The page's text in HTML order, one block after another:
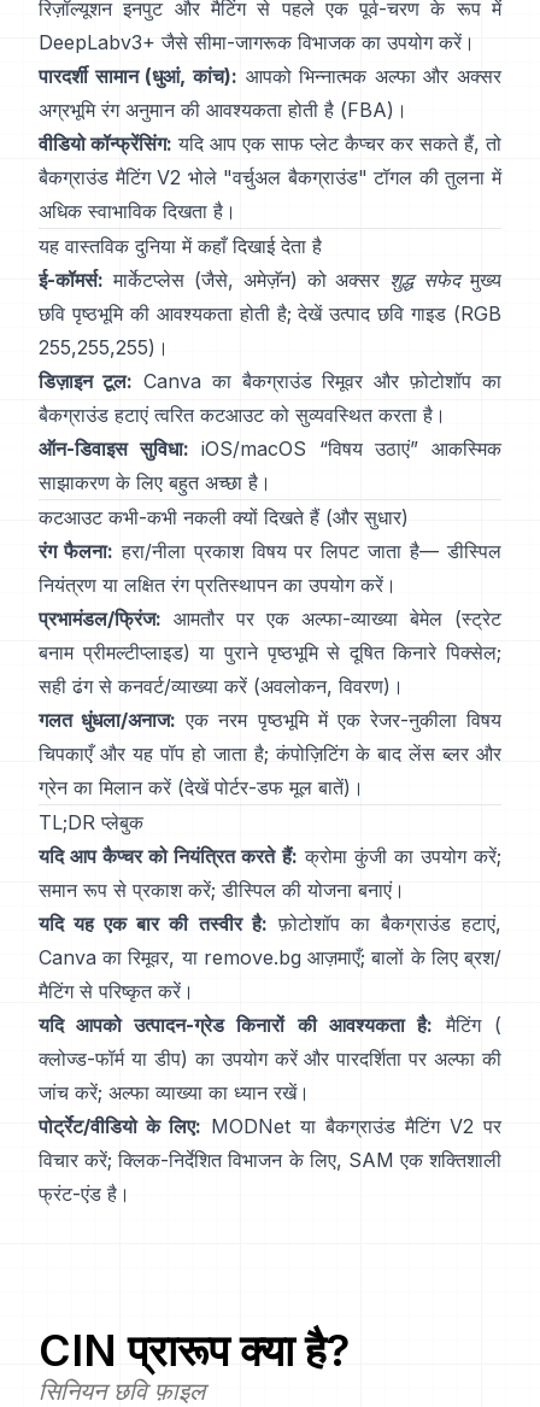
रिज़ॉल्यूशन इनपुट और मैटिंग से पहले एक पूर्व-चरण के रूप में
DeepLabv3+ जैसे सीमा-जागरूक विभाजक का उपयोग करें।
पारदर्शी सामान (धुआं, कांच): आपको भिन्नात्मक अल्फा और अक्सर
अग्रभूमि रंग अनुमान की आवश्यकता होती है (FBA)।
वीडियो कॉन्फ्रेंसिंग: यदि आप एक साफ प्लेट कैप्चर कर सकते हैं, तो
बैकग्राउंड मैटिंग V2 भोले "वर्चुअल बैकग्राउंड" टॉगल की तुलना में
अधिक स्वाभाविक दिखता है।
यह वास्तविक दुनिया में कहाँ दिखाई देता है
ई-कॉमर्स: मार्केटप्लेस (जैसे, अमेज़ॅन) को अक्सर शुद्ध सफेदमुख्य
छवि पृष्ठभूमि की आवश्यकता होती है; देखें उत्पाद छवि गाइड (RGB
255,255,255)।
डिज़ाइन टूल: Canva का बैकग्राउंड रिमूवर और फ़ोटोशॉप का
बैकग्राउंड हटाएं त्वरित कटआउट को सुव्यवस्थित करता है।
ऑन-डिवाइस सुविधा: iOS/macOS “विषय उठाएं” आकस्मिक
साझाकरण के लिए बहुत अच्छा है।
कटआउट कभी-कभी नकली क्यों दिखते हैं (और सुधार)
रंग फैलना: हरा/नीला प्रकाश विषय पर लिपट जाता है— डीस्पिल
नियंत्रण या लक्षित रंग प्रतिस्थापन का उपयोग करें।
प्रभामंडल/फ्रिंज: आमतौर पर एक अल्फा-व्याख्या बेमेल (स्ट्रेट
बनाम प्रीमल्टीप्लाइड) या पुराने पृष्ठभूमि से दूषित किनारे पिक्सेल;
सही ढंग से कनवर्ट/व्याख्या करें (अवलोकन, विवरण)।
गलत धुंधला/अनाज: एक नरम पृष्ठभूमि में एक रेजर-नुकीला विषय
चिपकाएँ और यह पॉप हो जाता है; कंपोज़िटिंग के बाद लेंस ब्लर और
ग्रेन का मिलान करें (देखें पोर्टर-डफ मूल बातें)।
TL;DR प्लेबुक
यदि आप कैप्चर को नियंत्रित करते हैं: क्रोमा कुंजी का उपयोग करें;
समान रूप से प्रकाश करें; डीस्पिल की योजना बनाएं।
यदि यह एक बार की तस्वीर है: फ़ोटोशॉप का बैकग्राउंड हटाएं,
Canva का रिमूवर, या remove.bgआज़माएँ; बालों के लिए ब्रश/
मैटिंग से परिष्कृत करें।
यदि आपको उत्पादन-ग्रेड किनारों की आवश्यकता है: मैटिंग (
क्लोज्ड-फॉर्म या डीप) का उपयोग करें और पारदर्शिता पर अल्फा की
जांच करें; अल्फा व्याख्या का ध्यान रखें।
पोर्ट्रेट/वीडियो के लिए: MODNet या बैकग्राउंड मैटिंग V2 पर
विचार करें; क्लिक-निर्देशित विभाजन के लिए, SAM एक शक्तिशाली
फ्रंट-एंड है।
CIN प्रारूप क्या है?
सिनियन छवि फ़ाइल